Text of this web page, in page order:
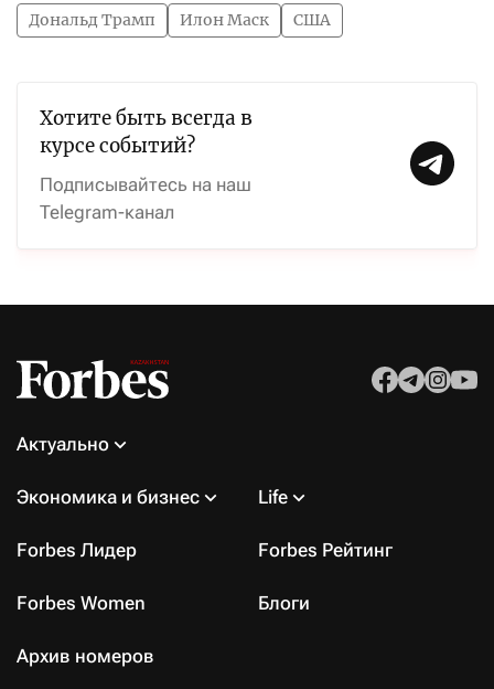
Дональд Трамп Илон Маск США
Хотите быть всегда в
курсе событий?
Подписывайтесь на наш
Telegram-канал
Актуально
Экономика и бизнес Life
Forbes Лидер Forbes Рейтинг
Forbes Women Блоги
Архив номеров